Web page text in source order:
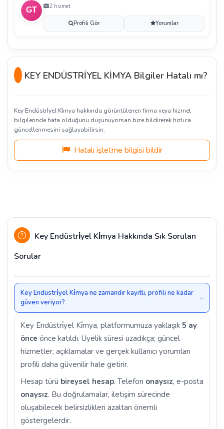
2 hizmet
Profili Gör Yorumlar
KEY ENDÜSTRİYEL KİMYA Bilgiler Hatalı mı?
Key Endüstri̇yel Ki̇mya hakkında görüntülenen firma veya hizmet
bilgilerinde hata olduğunu düşünüyorsan bize bildirerek hızlıca
güncellenmesini sağlayabilirsin.
Hatalı işletme bilgisi bildir
Key Endüstri̇yel Ki̇mya Hakkında Sık Sorulan
Sorular
Key Endüstri̇yel Ki̇mya ne zamandır kayıtlı, profili ne kadar
güven veriyor?
Key Endüstri̇yel Ki̇mya, platformumuza yaklaşık 5 ay
önce önce katıldı. Üyelik süresi uzadıkça; güncel
hizmetler, açıklamalar ve gerçek kullanıcı yorumları
profili daha güvenilir hale getirir.
Hesap türü bireysel hesap. Telefon onaysız, e-posta
onaysız. Bu doğrulamalar, iletişim sürecinde
oluşabilecek belirsizlikleri azaltan önemli
göstergelerdir.